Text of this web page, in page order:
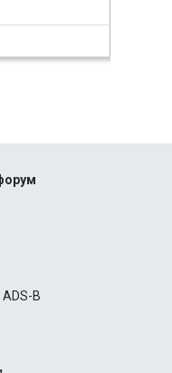
B